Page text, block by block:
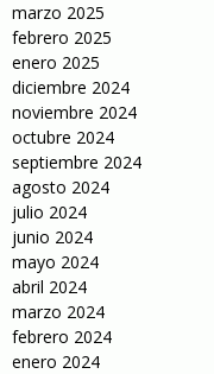
marzo 2025
febrero 2025
enero 2025
diciembre 2024
noviembre 2024
octubre 2024
septiembre 2024
agosto 2024
julio 2024
junio 2024
mayo 2024
abril 2024
marzo 2024
febrero 2024
enero 2024